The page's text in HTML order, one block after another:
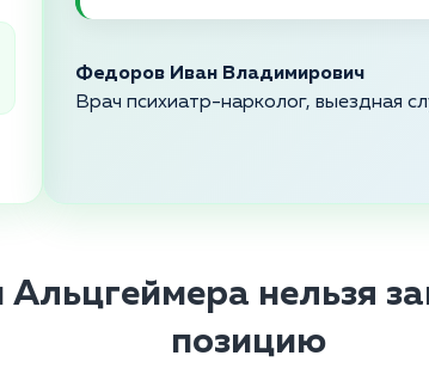
Федоров Иван Владимирович
Врач психиатр-нарколог, выездная
Альцгеймера нельзя
позицию